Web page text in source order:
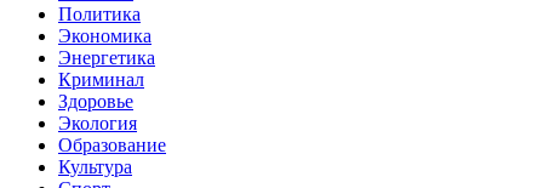
Политика
Экономика
Энергетика
Криминал
Здоровье
Экология
Образование
Культура